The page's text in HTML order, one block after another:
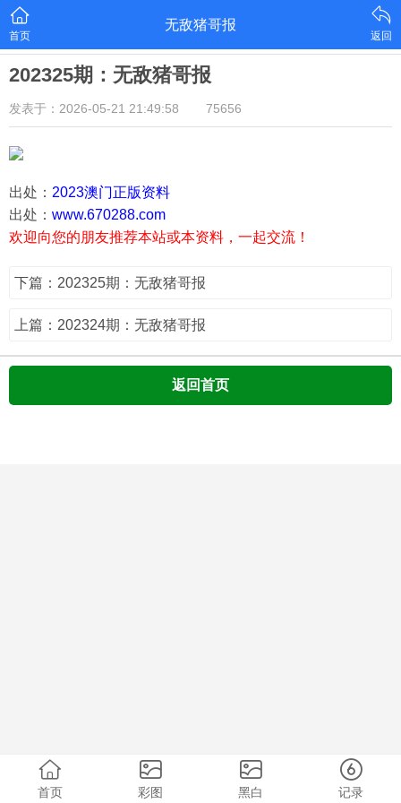
首页
无敌猪哥报
返回
202325期：无敌猪哥报
发表于：2026-05-21 21:49:58 75656
出处： 2023澳门正版资料
出处： www.670288.com
欢迎向您的朋友推荐本站或本资料，一起交流！
下篇：202325期：无敌猪哥报
上篇：202324期：无敌猪哥报
返回首页
首页 彩图 黑白 记录